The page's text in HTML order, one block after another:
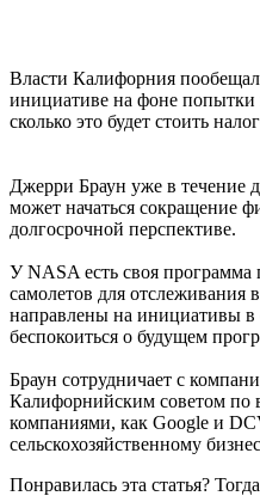
Власти Калифорния
инициативе на фоне попытки
сколько это будет стоить
Джерри Браун уже в течение
может начаться сокращение
долгосрочной перспективе.
У NASA есть своя
самолетов для отслеживания
направлены на инициативы в
беспокоиться о будущем
Браун сотрудничает с
Калифорнийским советом по
компаниями, как Google и
сельскохозяйственному
Понравилась эта статья?